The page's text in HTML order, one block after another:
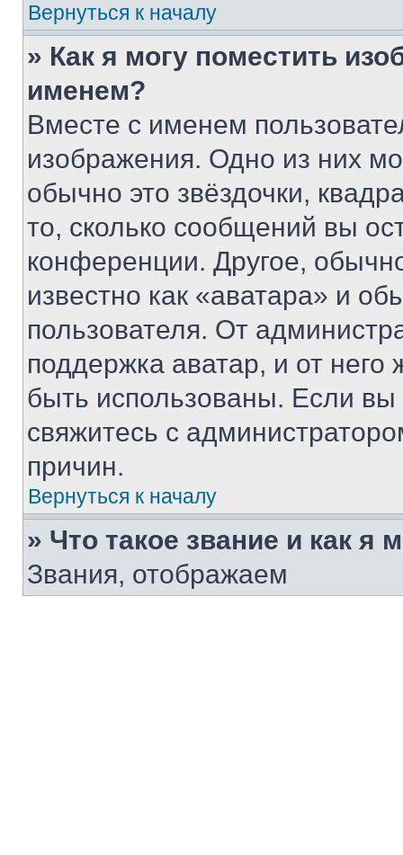
Вернуться к началу
» Как я могу поместить
именем?
Вместе с именем
изображения. Одно из них
обычно это звёздочки,
то, сколько сообщений вы
конференции. Другое,
известно как «аватара» и
пользователя. От
поддержка аватар, и от него
быть использованы. Если
свяжитесь с
причин.
Вернуться к началу
» Что такое звание и как я
Звания, отображаем